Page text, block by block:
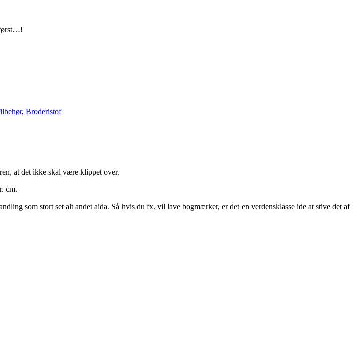
først…!
, Broderistof
at det ikke skal være klippet over.
cm.
som stort set alt andet aida. Så hvis du fx. vil lave bogmærker, er det en verdensklasse ide at stive det af